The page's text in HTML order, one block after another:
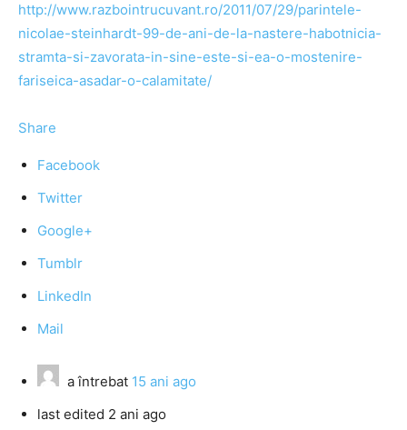
http://www.razbointrucuvant.ro/2011/07/29/parintele-
nicolae-steinhardt-99-de-ani-de-la-nastere-habotnicia-
stramta-si-zavorata-in-sine-este-si-ea-o-mostenire-
fariseica-asadar-o-calamitate/
Share
Facebook
Twitter
Google+
Tumblr
LinkedIn
Mail
a întrebat 15 ani ago
last edited 2 ani ago